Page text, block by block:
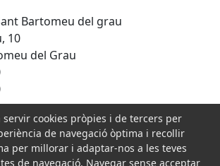
Bartomeu del grau
10
del Grau
de:
cookies pròpies i de tercers per
de navegació òptima i recollir
per millorar i adaptar-nos a les teves
de navegació. Navegar sense acceptar